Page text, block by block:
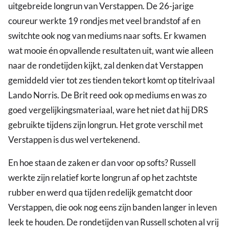
uitgebreide longrun van Verstappen. De 26-jarige
coureur werkte 19 rondjes met veel brandstof af en
switchte ook nog van mediums naar softs. Er kwamen
wat mooie én opvallende resultaten uit, want wie alleen
naar de rondetijden kijkt, zal denken dat Verstappen
gemiddeld vier tot zes tienden tekort komt op titelrivaal
Lando Norris. De Brit reed ook op mediums en was zo
goed vergelijkingsmateriaal, ware het niet dat hij DRS
gebruikte tijdens zijn longrun. Het grote verschil met
Verstappen is dus wel vertekenend.
En hoe staan de zaken er dan voor op softs? Russell
werkte zijn relatief korte longrun af op het zachtste
rubber en werd qua tijden redelijk gematcht door
Verstappen, die ook nog eens zijn banden langer in leven
leek te houden. De rondetijden van Russell schoten al vrij